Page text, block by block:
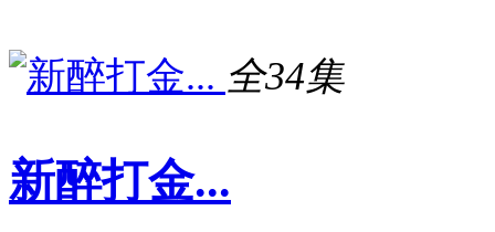
全34集
新醉打金...